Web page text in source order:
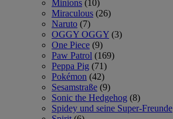
Minions (10)
Miraculous (26)
Naruto (7)
OGGY OGGY (3)
One Piece (9)
Paw Patrol (169)
Peppa Pig (71)
Pokémon (42)
Sesamstraße (9)
Sonic the Hedgehog (8)
Spidey und seine Super-Freunde